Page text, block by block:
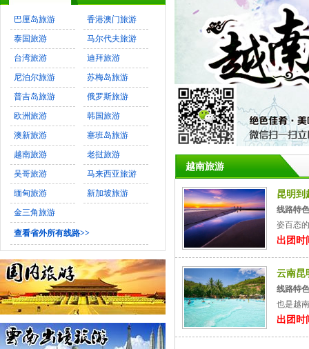
巴厘岛旅游
香港澳门旅游
泰国旅游
马尔代夫旅游
台湾旅游
迪拜旅游
尼泊尔旅游
苏梅岛旅游
普吉岛旅游
俄罗斯旅游
欧洲旅游
韩国旅游
澳新旅游
塞班岛旅游
越南旅游
老挝旅游
吴哥旅游
马来西亚旅游
缅甸旅游
新加坡旅游
金三角旅游
查看省外所有线路>>
越南旅游
昆明到
线路特
姿百态
出团时
云南昆
线路特
也是越
出团时